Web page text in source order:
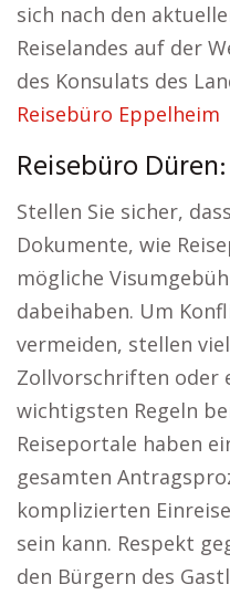
sich nach den
Reiselandes auf der
des Konsulats des
Reisebüro Eppelheim
Reisebüro Düren:
Stellen Sie sicher,
Dokumente, wie
mögliche
dabeihaben. Um
vermeiden, stellen
Zollvorschriften oder
wichtigsten Regeln
Reiseportale haben
gesamten
komplizierten
sein kann. Respekt
den Bürgern des